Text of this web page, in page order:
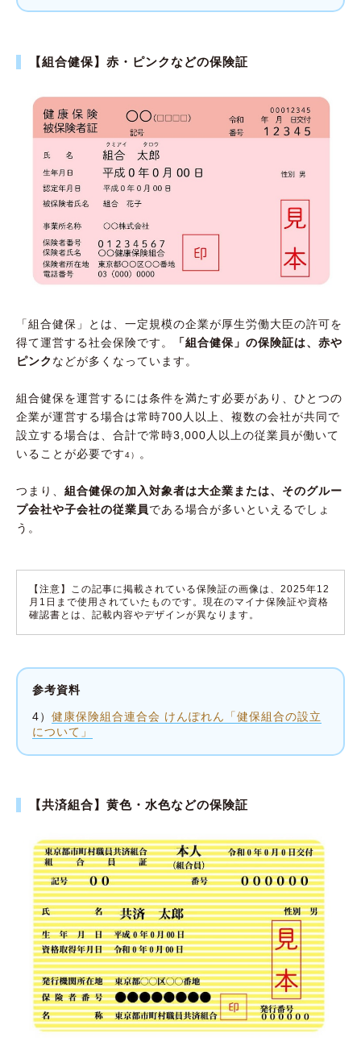
【組合健保】赤・ピンクなどの保険証
「組合健保」とは、一定規模の企業が厚生労働大臣の許可を
得て運営する社会保険です。
「組合健保」の保険証は、赤や
ピンク などが多くなっています。
組合健保を運営するには条件を満たす必要があり、ひとつの
企業が運営する場合は常時700人以上、複数の会社が共同で
設立する場合は、合計で常時3,000人以上の従業員が働いて
いることが必要です4） 。
つまり、 組合健保の加入対象者は大企業または、そのグルー
プ会社や子会社の従業員である場合が多いといえるでしょ
う。
【注意】この記事に掲載されている保険証の画像は、2025年12
月1日まで使用されていたものです。現在のマイナ保険証や資格
確認書とは、記載内容やデザインが異なります。
参考資料
4） 健康保険組合連合会 けんぽれん「健保組合の設立
について」
【共済組合】黄色・水色などの保険証